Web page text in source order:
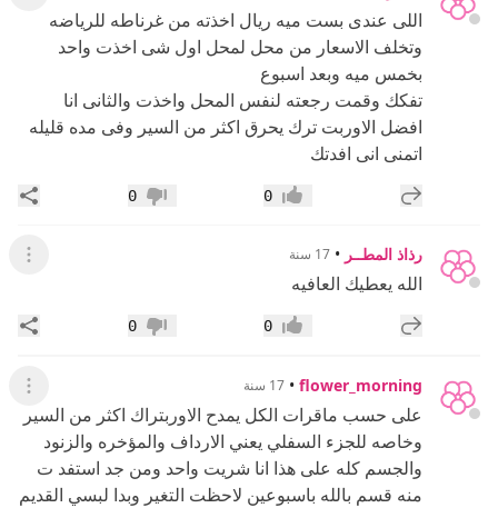
اللى عندى بست ميه ريال اخذته من غرناطه للرياضه
وتخلف الاسعار من محل لمحل اول شى اخذت واحد
بخمس ميه وبعد اسبوع
تفكك وقمت رجعته لنفس المحل واخذت والثانى انا
افضل الاوربت ترك يحرق اكثر من السير وفى مده قليله
اتمنى انى افدتك
إضافة رد جديد إعجاب0 عدم إعجاب
0
رذاذ المطــر • 17 سنة عرض
الله يعطيك العافيه
إضافة رد جديد إعجاب0 عدم إعجاب
0
flower_morning
• 17 سنة عرض
على حسب ماقرات الكل يمدح الاوربتراك اكثر من السير
وخاصه للجزء السفلي يعني الارداف والمؤخره والزنود
والجسم كله على هذا انا شريت واحد ومن جد استفد ت
منه قسم بالله باسبوعين لاحظت التغير وبدا لبسي القديم